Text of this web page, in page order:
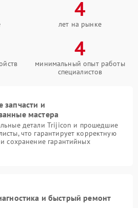
4
лет на рынке
4
минимальный опыт работы
специалистов
запчасти и
мастера
детали Trijicon и прошедшие
что гарантирует корректную
сохранение гарантийных
и быстрый ремонт